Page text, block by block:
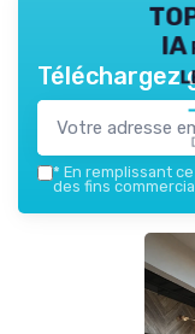
IA
Téléchargez
* En remplissant
des fins